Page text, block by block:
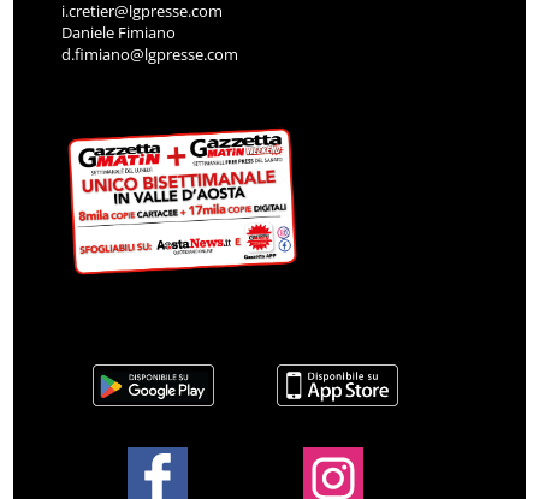
i.cretier@lgpresse.com
Daniele Fimiano
d.fimiano@lgpresse.com